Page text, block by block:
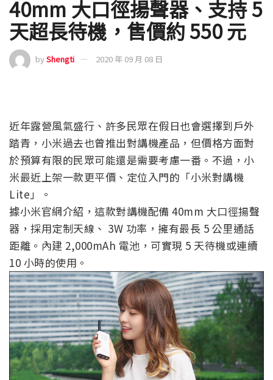
40mm 大口徑揚聲器、支持 5
天超長待機，售價約 550 元
byShengti 2020 年 09 月 08 日
近年露營風氣盛行、許多民眾在假日也會選擇到戶外
踏青，小米過去也曾推出對講機產品，但價格方面對
於預算有限的民眾可能還是需要考慮一番。不過，小
米最近上架一款更平價、定位入門的「小米對講機
Lite」。
據小米官網介紹，這款對講機配備 40mm 大口徑揚聲
器，採用定制天線、 3W 功率，擁有最長 5 公里通話
距離。內建 2,000mAh 電池，可實現 5 天待機或連續
10 小時的使用。